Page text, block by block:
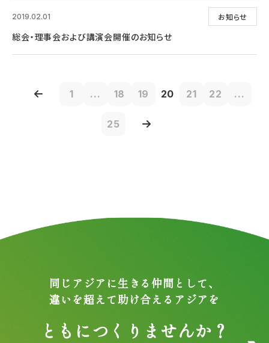
お知らせ
2019.02.01
総会・理事会および講演会開催のお知らせ
1 ... 18 19 20 21 22 ...
25
同じアジアに生きる仲間として、
違いを超えて助け合えるアジアを
ともにつくりませんか？